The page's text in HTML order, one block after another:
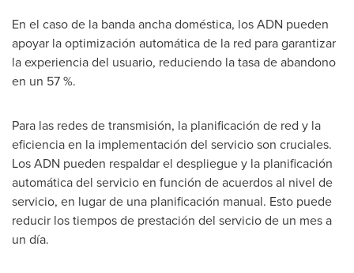
En el caso de la banda ancha doméstica, los ADN pueden
apoyar la optimización automática de la red para garantizar
la experiencia del usuario, reduciendo la tasa de abandono
en un 57 %.
Para las redes de transmisión, la planificación de red y la
eficiencia en la implementación del servicio son cruciales.
Los ADN pueden respaldar el despliegue y la planificación
automática del servicio en función de acuerdos al nivel de
servicio, en lugar de una planificación manual. Esto puede
reducir los tiempos de prestación del servicio de un mes a
un día.